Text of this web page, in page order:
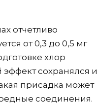
отчетливо
от 0,3 до 0,5 мг
хлор
сохранялся и
присадка может
соединения.